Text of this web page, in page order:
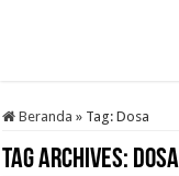
Beranda » Tag:Dosa
Tag Archives: Dosa